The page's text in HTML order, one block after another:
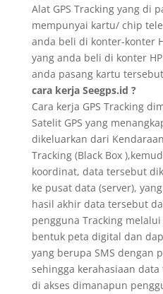
Alat GPS Tracking yang di
mempunyai kartu/ chip
anda beli di konter-konter
yang anda beli di konter
anda pasang kartu
cara kerja Seegps.id ?
Cara kerja GPS Tracking
Satelit GPS yang
dikeluarkan dari
Tracking (Black Box
koordinat, data tersebut
ke pusat data (server),
hasil akhir data tersebut
pengguna Tracking
bentuk peta digital dan
yang berupa SMS dengan
sehingga kerahasiaan
di akses dimanapun